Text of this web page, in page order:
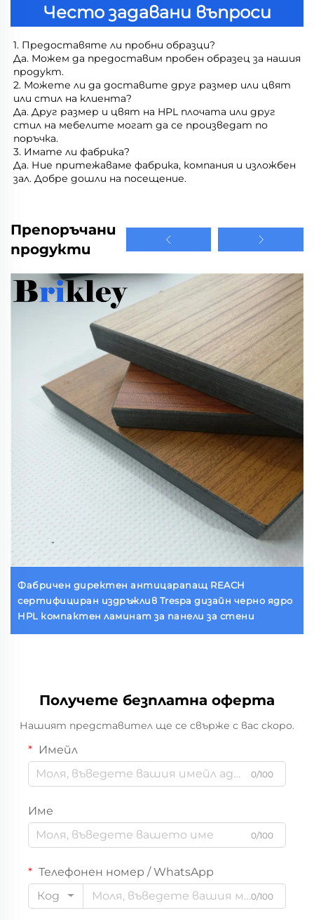
Често задавани въпроси
1. Предоставяте ли пробни образци?
Да. Можем да предоставим пробен образец за нашия
продукт.
2. Можете ли да доставите друг размер или цвят
или стил на клиента?
Да. Друг размер и цвят на HPL плочата или друг
стил на мебелите могат да се произведат по
поръчка.
3. Имате ли фабрика?
Да. Ние притежаваме фабрика, компания и изложбен
зал. Добре дошли на посещение.
Препоръчани
продукти
Фабричен директен антицарапащ REACH
сертифициран издръжлив Trespa дизайн черно ядро
HPL компактен ламинат за панели за стени
Получете безплатна оферта
Нашият представител ще се свърже с вас скоро.
Имейл
0/100
Име
0/100
Телефонен номер / WhatsApp
Код
0/100